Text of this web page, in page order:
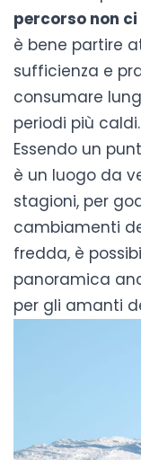
percorso non
è bene partire
sufficienza e
consumare
periodi più caldi.
Essendo un
è un luogo da
stagioni, per
cambiamenti
fredda, è
panoramica
per gli amanti